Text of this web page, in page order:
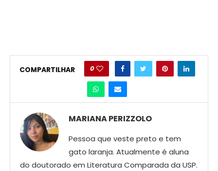
COMPARTILHAR 0
MARIANA PERIZZOLO
Pessoa que veste preto e tem
gato laranja. Atualmente é aluna
do doutorado em Literatura Comparada da USP.